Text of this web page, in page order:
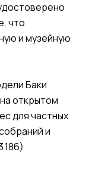
что
и музейную
Баки
открытом
для частных
и